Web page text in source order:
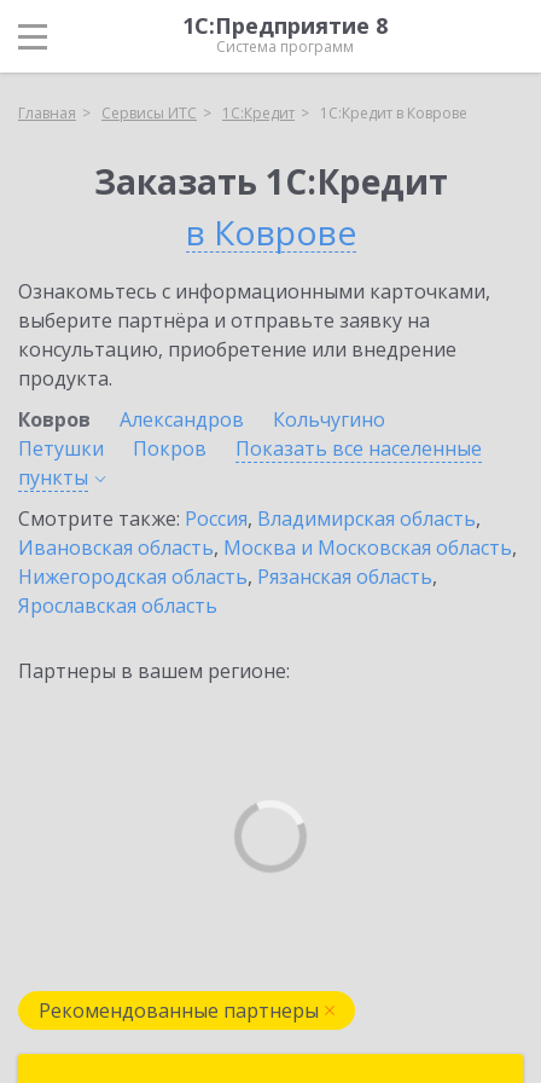
1С:Предприятие 8
Система программ
Главная Сервисы ИТС 1С:Кредит 1С:Кредит в Коврове
Заказать 1С:Кредит
в Коврове
Ознакомьтесь с информационными карточками,
выберите партнёра и отправьте заявку на
консультацию, приобретение или внедрение
продукта.
Ковров
Александров
Кольчугино
Петушки
Покров
Показать все населенные
пункты
Смотрите также: Россия, Владимирская область,
Ивановская область, Москва и Московская область,
Нижегородская область, Рязанская область,
Ярославская область
Партнеры в вашем регионе:
Рекомендованные партнеры